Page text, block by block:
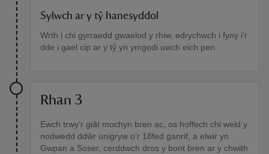
Sylwch ar y tŷ hanesyddol
Wrth i chi gyrraedd gwaelod y rhiw, edrychwch i fyny i’r
dde i gael cip ar y tŷ yn ymgodi uwch eich pen.
Rhan 3
Ewch trwy’r giât mochyn bren ac, os hoffech chi weld y
nodwedd ddŵr unigryw o’r 18fed ganrif, a elwir yn
Gwpan a Soser, cerddwch dros y bont bren ar y chwith